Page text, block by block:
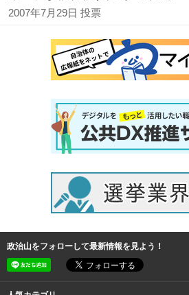
2007年7月29日 投票
政治山をフォローして最新情報を見よう！